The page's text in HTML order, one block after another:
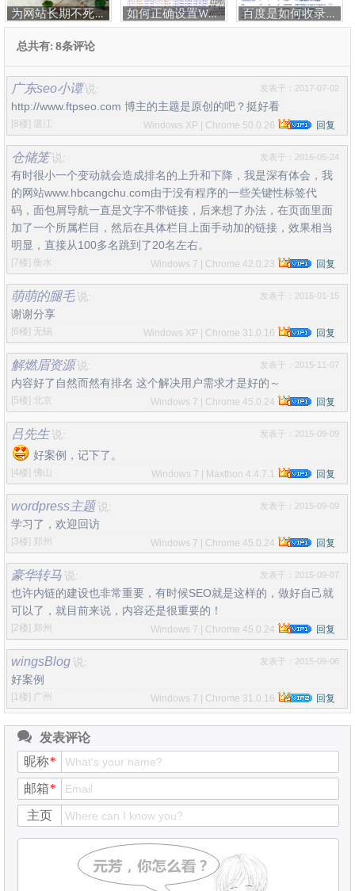
为网站长期不死不活谋活路 如何正确设置Wordpress的伪静态 百度是如何收录跻身前50名的关键词
总共有: 8条评论
广东seo小谭 说: 发表于：2017-07-02
http://www.ftpseo.com 博主的主题是原创的吧？挺好看
[8楼] 湛江 Windows XP | Chrome 50.0.26 回复
仓储笼 说: 发表于：2016-05-24
有时很小一个变动就会造成排名的上升和下降，我是深有体会，我
的网站www.hbcangchu.com由于没有程序的一些关键性标签代
码，面包屑导航一直是文字不带链接，后来想了办法，在页面里面
加了一个所属栏目，然后在具体栏目上面手动加的链接，效果相当
明显，直接从100多名跳到了20名左右。
[7楼] 衡水 Windows 7 | Chrome 42.0.23 回复
萌萌的腿毛 说: 发表于：2016-01-15
谢谢分享
[6楼] 无锡 Windows XP | Chrome 31.0.16 回复
解燃眉资源 说: 发表于：2015-11-07
内容好了自然而然有排名 这个解决用户需求才是好的～
[5楼] 北京 Windows 7 | Chrome 45.0.24 回复
吕先生 说: 发表于：2015-09-09
好案例，记下了。
[4楼] 佛山 Windows 7 | Maxthon 4.4.7.1 回复
wordpress主题 说: 发表于：2015-09-09
学习了，欢迎回访
[3楼] 郑州 Windows 7 | Chrome 45.0.24 回复
豪华转马 说: 发表于：2015-09-07
也许内链的建设也非常重要，有时候SEO就是这样的，做好自己就
可以了，就目前来说，内容还是很重要的！
[2楼] 郑州 Windows 7 | Chrome 45.0.24 回复
wingsBlog 说: 发表于：2015-09-06
好案例
[1楼] 广州 Windows 7 | Chrome 31.0.16 回复
发表评论
昵称*
邮箱*
主页